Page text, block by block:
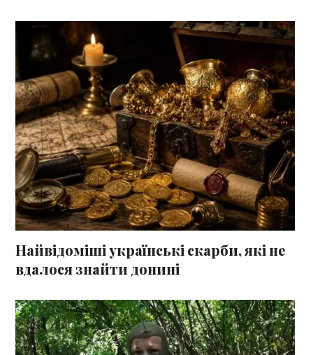
Найвідоміші українські скарби, які не
вдалося знайти донині